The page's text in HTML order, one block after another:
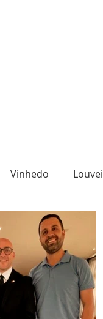
Vinhedo
Mundo